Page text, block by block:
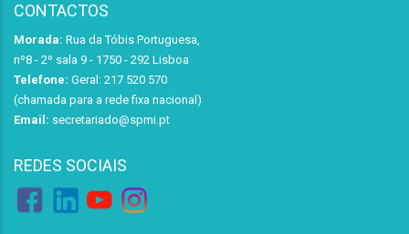
CONTACTOS
Morada: Rua da Tóbis Portuguesa,
nº8 - 2º sala 9 - 1750 - 292 Lisboa
Telefone: Geral: 217 520 570
(chamada para a rede fixa nacional)
Email: secretariado@spmi.pt
REDES SOCIAIS